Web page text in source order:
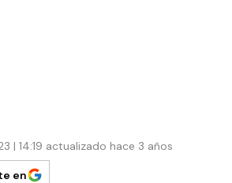
| 14:19 actualizado hace 3 años
en